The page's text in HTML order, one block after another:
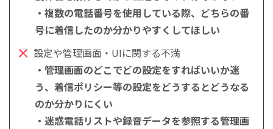
・複数の電話番号を使用している際、どちらの番
号に着信したのか分かりやすくしてほしい
設定や管理画面・UIに関する不満
・管理画面のどこでどの設定をすればいいか迷
う、着信ポリシー等の設定をどうするとどうなる
のか分かりにくい
・迷惑電話リストや録音データを参照する管理画